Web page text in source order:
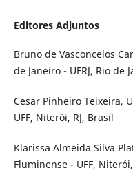
Editores Adjuntos
Bruno de Vasconcelos
de Janeiro - UFRJ, Rio de
Cesar Pinheiro Teixeira,
UFF, Niterói, RJ, Brasil
Klarissa Almeida Silva
Fluminense - UFF,